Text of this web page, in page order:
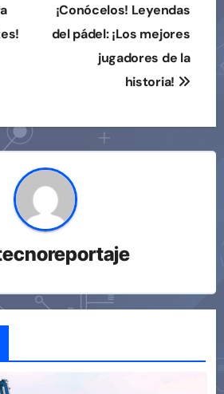
¡Conócelos! Leyendas
del pádel: ¡Los mejores
jugadores de la
historia!